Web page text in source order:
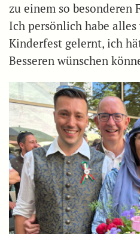
zu einem so besonderen
Ich persönlich habe
Kinderfest gelernt, ich
Besseren wünschen